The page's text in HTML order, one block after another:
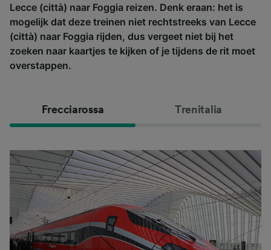
Lecce (città) naar Foggia reizen. Denk eraan: het is
mogelijk dat deze treinen niet rechtstreeks van Lecce
(città) naar Foggia rijden, dus vergeet niet bij het
zoeken naar kaartjes te kijken of je tijdens de rit moet
overstappen.
Frecciarossa Trenitalia